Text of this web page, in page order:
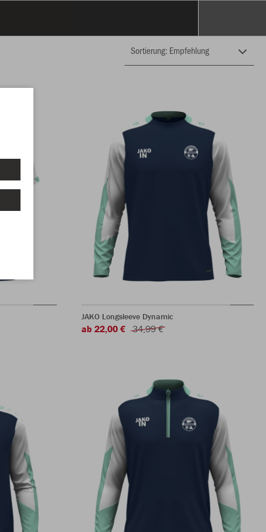
JAKO Longsleeve Dynamic
ab 22,00 € 34,99 €